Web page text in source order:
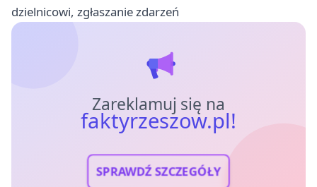
dzielnicowi, zgłaszanie zdarzeń
Zareklamuj się na
faktyrzeszow.pl!
SPRAWDŹ SZCZEGÓŁY